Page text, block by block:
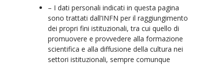
– I dati personali indicati in questa pagina
sono trattati dall’INFN per il raggiungimento
dei propri fini istituzionali, tra cui quello di
promuovere e provvedere alla formazione
scientifica e alla diffusione della cultura nei
settori istituzionali, sempre comunque